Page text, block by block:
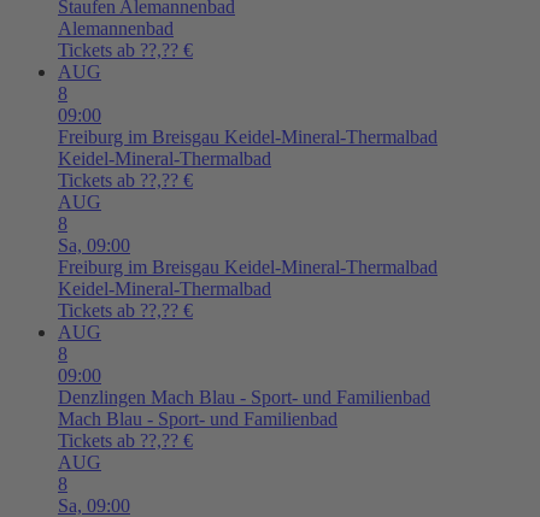
Staufen Alemannenbad
Alemannenbad
Tickets ab ??,?? €
AUG
8
09:00
Freiburg im Breisgau Keidel-Mineral-Thermalbad
Keidel-Mineral-Thermalbad
Tickets ab ??,?? €
AUG
8
Sa, 09:00
Freiburg im Breisgau Keidel-Mineral-Thermalbad
Keidel-Mineral-Thermalbad
Tickets ab ??,?? €
AUG
8
09:00
Denzlingen Mach Blau - Sport- und Familienbad
Mach Blau - Sport- und Familienbad
Tickets ab ??,?? €
AUG
8
Sa, 09:00